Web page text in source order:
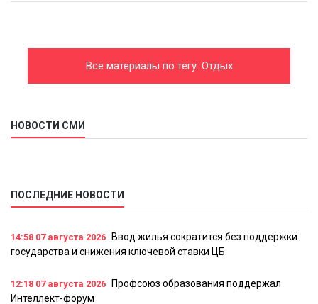
Все материалы по тегу: Отдых
НОВОСТИ СМИ
ПОСЛЕДНИЕ НОВОСТИ
14:58 07 августа 2026
Ввод жилья сократится без поддержки
государства и снижения ключевой ставки ЦБ
12:18 07 августа 2026
Профсоюз образования поддержал
Интеллект-форум